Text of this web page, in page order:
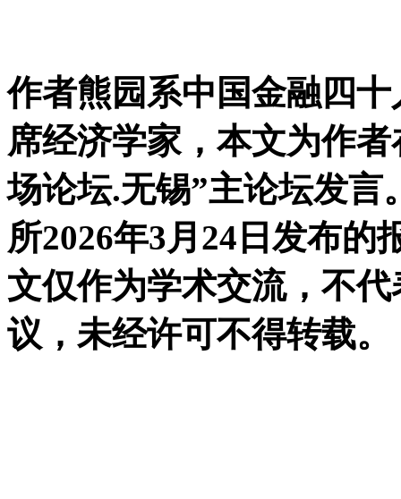
作者熊园系中国金融四
席经济学家，本文为作
场论坛.无锡”主论坛发言
所2026年3月24日发布的
文仅作为学术交流，不
议，未经许可不得转载。